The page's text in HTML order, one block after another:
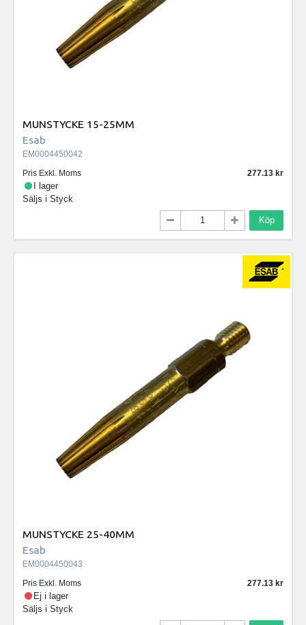
MUNSTYCKE 15-25MM
Esab
EM0004450042
Pris Exkl. Moms
277.13
I lager
Säljs i Styck
Köp
MUNSTYCKE 25-40MM
Esab
EM0004450043
Pris Exkl. Moms
277.13
Ej i lager
Säljs i Styck